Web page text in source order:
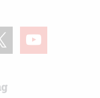
youtube